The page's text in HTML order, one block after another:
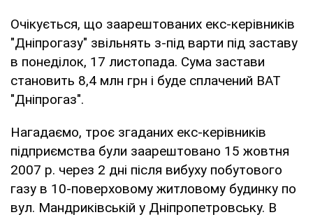
Очікується, що заарештованих екс-керівників
"Дніпрогазу" звільнять з-під варти під заставу
в понеділок, 17 листопада. Сума застави
становить 8,4 млн грн і буде сплачений ВАТ
"Дніпрогаз".
Нагадаємо, троє згаданих екс-керівників
підприємства були заарештовано 15 жовтня
2007 р. через 2 дні після вибуху побутового
газу в 10-поверховому житловому будинку по
вул. Мандриківській у Дніпропетровську. В